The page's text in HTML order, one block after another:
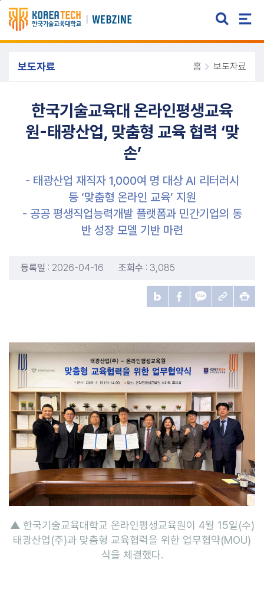
주메뉴 바로가기
본문 바로가기
보도자료 홈 보도자료
한국기술교육대 온라인평생교육
원-태광산업, 맞춤형 교육 협력 ‘맞
손’
- 태광산업 재직자 1,000여 명 대상 AI 리터러시
등 ‘맞춤형 온라인 교육’ 지원
- 공공 평생직업능력개발 플랫폼과 민간기업의 동
반 성장 모델 기반 마련
등록일 : 2026-04-16 조회수 : 3,085
▲ 한국기술교육대학교 온라인평생교육원이 4월 15일(수)
태광산업(주)과 맞춤형 교육협력을 위한 업무협약(MOU)
식을 체결했다.